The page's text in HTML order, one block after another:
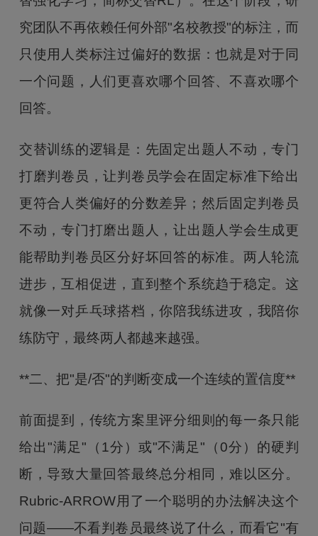
究团队不再依赖任何外部"名校教授"的标注，而
只使用人类标注过偏好的数据：也就是对于同
一个问题，人们更喜欢哪个回答、不喜欢哪个
回答。
交替训练的逻辑是：先固定出题人不动，专门
打磨判卷员，让判卷员学会在固定标准下给出
更符合人类偏好的分数差异；然后固定判卷员
不动，专门打磨出题人，让出题人学会生成更
能帮助判卷员区分好坏回答的标准。两人轮流
进步，互相促进，直到整个系统趋于稳定。这
就像一对乒乓球搭档，你陪我练进攻，我陪你
练防守，最终两人都越来越强。
**二、把"是/否"的判断变成一个连续的置信度**
前面提到，传统方案里评分细则的每一条只能
给出"满足"（1分）或"不满足"（0分）的硬判
断，导致大量回答最终总分相同，难以区分。
Rubric-ARROW用了一个聪明的办法解决这个
问题——不看判卷员最终说了什么，而看它"有